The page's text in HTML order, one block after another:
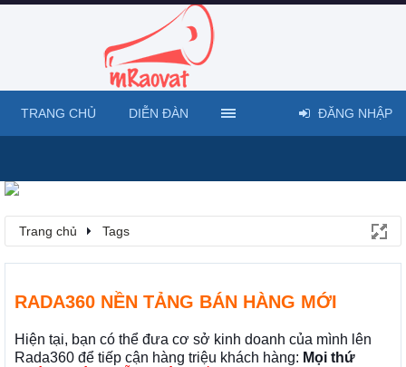
Trang chủ Tags
RADA360 NỀN TẢNG BÁN HÀNG MỚI
Hiện tại, bạn có thể đưa cơ sở kinh doanh của mình lên
Rada360 để tiếp cận hàng triệu khách hàng: Mọi thứ
TRANG CHỦ DIỄN ĐÀN ĐĂNG NHẬP